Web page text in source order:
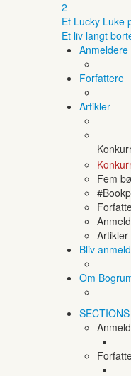
2
Et Lucky Luke
Et liv langt
Anmeldere
Forfattere
Artikler
Fem
Artikler
Bliv
Om
SECTIONS